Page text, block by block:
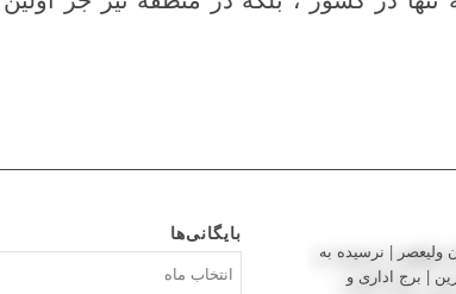
بایگانی‌ها
بایگانی‌ها
ولیعصر | نرسیده به
| برج اداری و